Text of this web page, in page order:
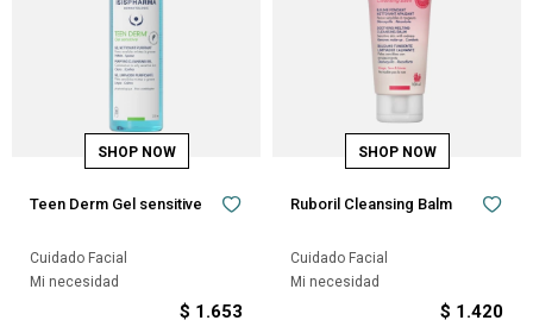
Teen Derm Gel sensitive
Cuidado Facial
Mi necesidad
$ 1.653
Ruboril Cleansing Balm
Cuidado Facial
Mi necesidad
$ 1.420